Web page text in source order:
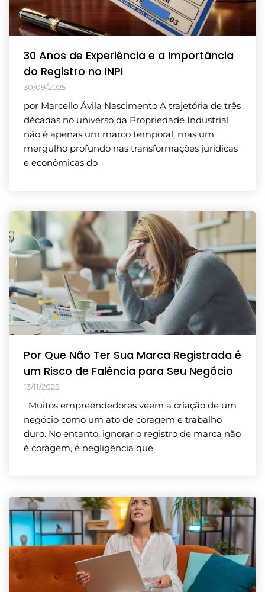
30 Anos de Experiência e a Importância
do Registro no INPI
30/09/2025
por Marcello Ávila Nascimento A trajetória de três
décadas no universo da Propriedade Industrial
não é apenas um marco temporal, mas um
mergulho profundo nas transformações jurídicas
e econômicas do
Por Que Não Ter Sua Marca Registrada é
um Risco de Falência para Seu Negócio
13/11/2025
Muitos empreendedores veem a criação de um
negócio como um ato de coragem e trabalho
duro. No entanto, ignorar o registro de marca não
é coragem, é negligência que